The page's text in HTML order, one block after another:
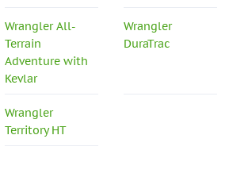
Wrangler All-
Terrain
Adventure with
Kevlar
Wrangler
DuraTrac
Wrangler
Territory HT